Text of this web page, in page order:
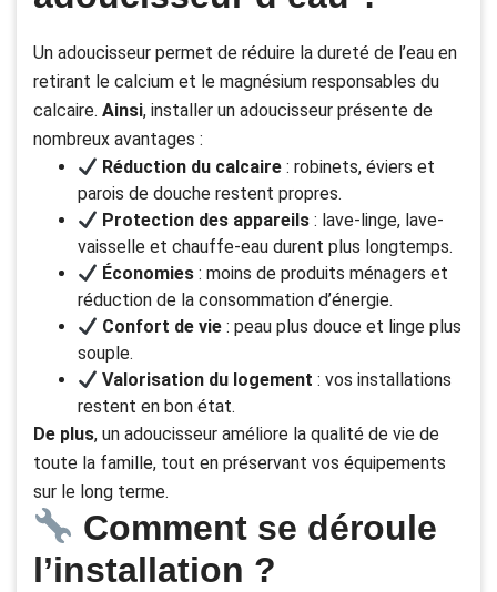
Un adoucisseur permet de réduire la dureté de l’eau en
retirant le calcium et le magnésium responsables du
calcaire. Ainsi, installer un adoucisseur présente de
nombreux avantages :
Réduction du calcaire : robinets, éviers et
parois de douche restent propres.
Protection des appareils : lave-linge, lave-
vaisselle et chauffe-eau durent plus longtemps.
Économies : moins de produits ménagers et
réduction de la consommation d’énergie.
Confort de vie : peau plus douce et linge plus
souple.
Valorisation du logement : vos installations
restent en bon état.
De plus, un adoucisseur améliore la qualité de vie de
toute la famille, tout en préservant vos équipements
sur le long terme.
Comment se déroule
l’installation ?